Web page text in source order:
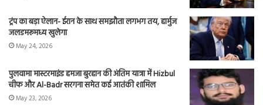
ट्रंप का बड़ा ऐलान- ईरान के साथ समझौता लगभग तय, हार्मुज
जलडमरूमध्य खुलेगा
May 24, 2026
पुलवामा मास्टरमाइंड हमजा बुरहान की अंतिम यात्रा में Hizbul
चीफ और Al-Badr सरगना समेत कई आतंकी शामिल
May 23, 2026